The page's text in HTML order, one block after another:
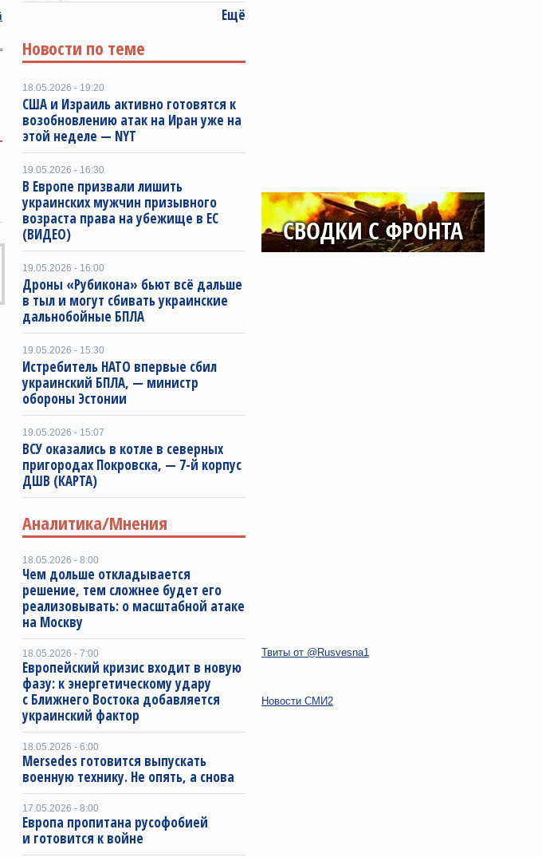
Ещё
Новости по теме
18.05.2026 - 19:20
США и Израиль активно готовятся к
возобновлению атак на Иран уже на
этой неделе — NYT
19.05.2026 - 16:30
В Европе призвали лишить
украинских мужчин призывного
возраста права на убежище в ЕС
(ВИДЕО)
19.05.2026 - 16:00
Дроны «Рубикона» бьют всё дальше
в тыл и могут сбивать украинские
дальнобойные БПЛА
19.05.2026 - 15:30
Истребитель НАТО впервые сбил
украинский БПЛА, — министр
обороны Эстонии
19.05.2026 - 15:07
ВСУ оказались в котле в северных
пригородах Покровска, — 7-й корпус
ДШВ (КАРТА)
Аналитика/Мнения
18.05.2026 - 8:00
Чем дольше откладывается
решение, тем сложнее будет его
реализовывать: о масштабной атаке
на Москву
18.05.2026 - 7:00
Европейский кризис входит в новую
фазу: к энергетическому удару
с Ближнего Востока добавляется
украинский фактор
18.05.2026 - 6:00
Mersedes готовится выпускать
военную технику. Не опять, а снова
17.05.2026 - 8:00
Европа пропитана русофобией
и готовится к войне
Твиты от @Rusvesna1
Новости СМИ2